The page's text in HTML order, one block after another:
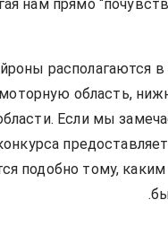
нам прямо
располагаются в
область,
Если мы
подобно тому,